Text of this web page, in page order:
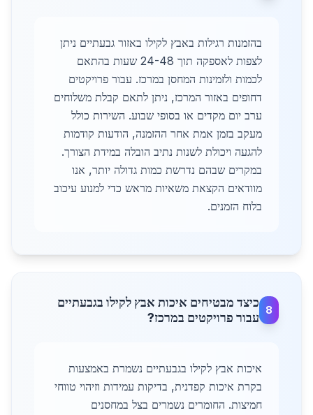
בהזמנות רגילות באבץ לקילו באזור גבעתיים ניתן
לצפות לאספקה תוך 24-48 שעות בהתאם
לכמות ולזמינות המחסן במרכז. עבור פרויקטים
דחופים באזור המרכז, ניתן לתאם קבלת משלוחים
ערב יום מקדים או בסופי שבוע. השירות כולל
מעקב בזמן אמת אחר ההזמנה, הודעות קודמות
להגעה ויכולת לשנות נתיב הובלה במידת הצורך.
במקרים שבהם נדרשת כמות גדולה יותר, אנו
מוודאים הקצאת משאיות מראש כדי למנוע עיכוב
בלוח הזמנים.
8
כיצד מבטיחים איכות אבץ לקילו בגבעתיים
עבור פרויקטים במרכז?
איכות אבץ לקילו בגבעתיים נשמרת באמצעות
בקרת איכות קפדנית, בדיקות עמידות וזיהוי טווחי
חמיצות. החומרים נשמרים בצל במחסנים